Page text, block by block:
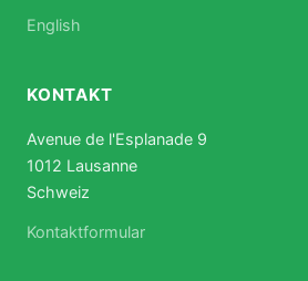
English
KONTAKT
Avenue de l'Esplanade 9
1012 Lausanne
Schweiz
Kontaktformular